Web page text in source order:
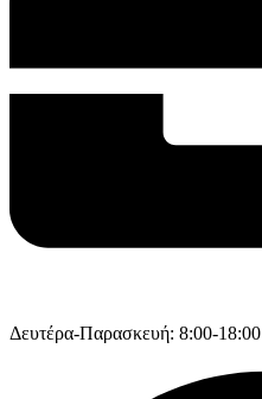
Δευτέρα-Παρασκευή: 8:00-18:00